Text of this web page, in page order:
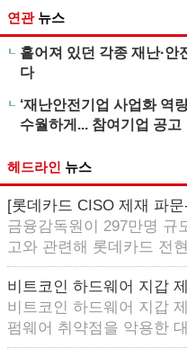
연관 뉴스
흩어져 있던 각종 재난·안
다
‘재난안전기업 사업화 역
수월하게... 참여기업 공고
헤드라인 뉴스
[롯데카드 CISO 제재 파
금융감독원이 297만명 규
고와 관련해 롯데카드 전
비트코인 하드웨어 지갑
비트코인 하드웨어 지갑
펌웨어 취약점을 악용한